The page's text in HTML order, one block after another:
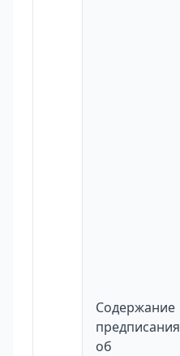
Содержание
предписания
об